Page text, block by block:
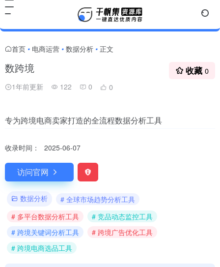
首页 • 电商运营 • 数据分析 • 正文
数跨境
1年前更新 122 0 0
收藏 0
专为跨境电商卖家打造的全流程数据分析工具
收录时间： 2025-06-07
访问官网
数据分析
# 全球市场趋势分析工具
# 多平台数据分析工具
# 竞品动态监控工具
# 跨境关键词分析工具
# 跨境广告优化工具
# 跨境电商选品工具